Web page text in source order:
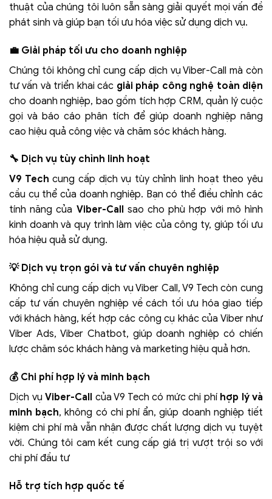
thuật của chúng tôi luôn sẵn sàng giải quyết mọi vấn đề
phát sinh và giúp bạn tối ưu hóa việc sử dụng dịch vụ.
💼 Giải pháp tối ưu cho doanh nghiệp
Chúng tôi không chỉ cung cấp dịch vụ Viber-Call mà còn
tư vấn và triển khai các giải pháp công nghệ toàn diện
cho doanh nghiệp, bao gồm tích hợp CRM, quản lý cuộc
gọi và báo cáo phân tích để giúp doanh nghiệp nâng
cao hiệu quả công việc và chăm sóc khách hàng.
🔧 Dịch vụ tùy chỉnh linh hoạt
V9 Tech cung cấp dịch vụ tùy chỉnh linh hoạt theo yêu
cầu cụ thể của doanh nghiệp. Bạn có thể điều chỉnh các
tính năng của Viber-Callsao cho phù hợp với mô hình
kinh doanh và quy trình làm việc của công ty, giúp tối ưu
hóa hiệu quả sử dụng.
💡 Dịch vụ trọn gói và tư vấn chuyên nghiệp
Không chỉ cung cấp dịch vụ Viber Call, V9 Tech còn cung
cấp tư vấn chuyên nghiệp về cách tối ưu hóa giao tiếp
với khách hàng, kết hợp các công cụ khác của Viber như
Viber Ads, Viber Chatbot, giúp doanh nghiệp có chiến
lược chăm sóc khách hàng và marketing hiệu quả hơn.
💰 Chi phí hợp lý và minh bạch
Dịch vụ Viber-Call của V9 Tech có mức chi phí hợp lý và
minh bạch, không có chi phí ẩn, giúp doanh nghiệp tiết
kiệm chi phí mà vẫn nhận được chất lượng dịch vụ tuyệt
vời. Chúng tôi cam kết cung cấp giá trị vượt trội so với
chi phí đầu tư
Hỗ trợ tích hợp quốc tế